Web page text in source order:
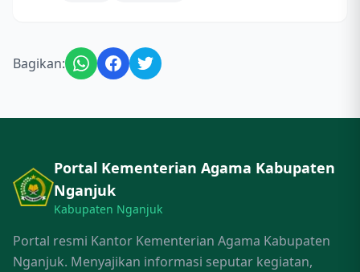
Bagikan:
Portal Kementerian Agama Kabupaten
Nganjuk
Kabupaten Nganjuk
Portal resmi Kantor Kementerian Agama Kabupaten
Nganjuk. Menyajikan informasi seputar kegiatan,